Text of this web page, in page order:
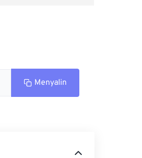
Menyalin